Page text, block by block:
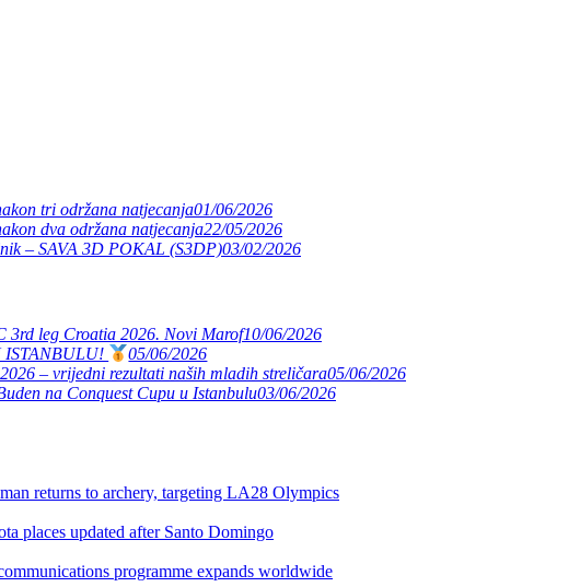
tri održana natjecanja01/06/2026
dva održana natjecanja22/05/2026
– SAVA 3D POKAL (S3DP)03/02/2026
3rd leg Croatia 2026. Novi Marof10/06/2026
ISTANBULU!
05/06/2026
– vrijedni rezultati naših mladih streličara05/06/2026
na Conquest Cupu u Istanbulu03/06/2026
returns to archery, targeting LA28 Olympics
places updated after Santo Domingo
programme expands worldwide